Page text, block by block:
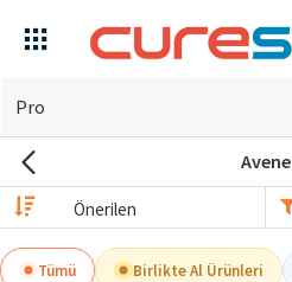
Evin
için
arıyorsun?
Avene
Tümü Birlikte Al Ürünleri